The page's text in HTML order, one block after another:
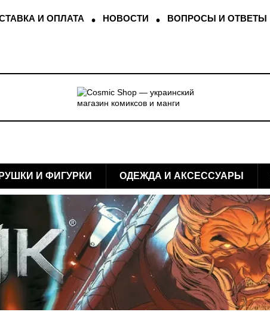
И ОПЛАТА НОВОСТИ ВОПРОСЫ И ОТВЕТЫ
И ФИГУРКИ ОДЕЖДА И АКСЕССУАРЫ